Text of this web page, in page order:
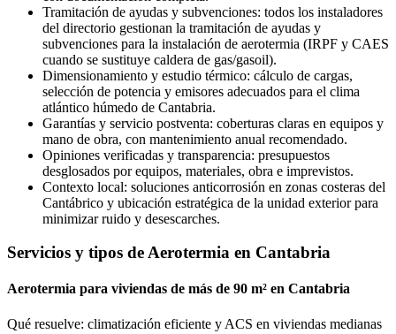
Tramitación de ayudas y subvenciones: todos los instaladores
del directorio gestionan la tramitación de ayudas y
subvenciones para la instalación de aerotermia (IRPF y CAES
cuando se sustituye caldera de gas/gasoil).
Dimensionamiento y estudio térmico: cálculo de cargas,
selección de potencia y emisores adecuados para el clima
atlántico húmedo de Cantabria.
Garantías y servicio postventa: coberturas claras en equipos y
mano de obra, con mantenimiento anual recomendado.
Opiniones verificadas y transparencia: presupuestos
desglosados por equipos, materiales, obra e imprevistos.
Contexto local: soluciones anticorrosión en zonas costeras del
Cantábrico y ubicación estratégica de la unidad exterior para
minimizar ruido y desescarches.
Servicios y tipos de Aerotermia en Cantabria
Aerotermia para viviendas de más de 90 m² en Cantabria
Qué resuelve: climatización eficiente y ACS en viviendas medianas